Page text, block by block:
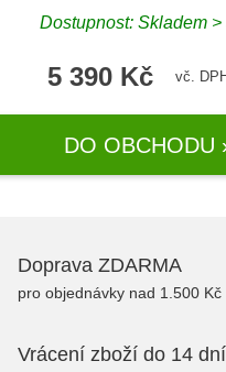
Dostupnost: Skladem >
5 390 Kč vč. DPH
DO OBCHODU
Doprava ZDARMA
pro objednávky nad 1.500 Kč
Vrácení zboží do 14 dní